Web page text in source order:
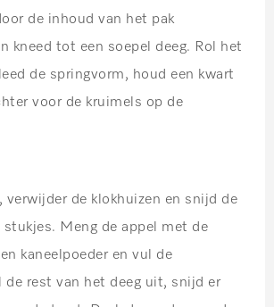
de inhoud van het pak
kneed tot een soepel deeg. Rol het
de springvorm, houd een kwart
voor de kruimels op de
verwijder de klokhuizen en snijd de
Meng de appel met de
kaneelpoeder en vul de
de rest van het deeg uit, snijd er